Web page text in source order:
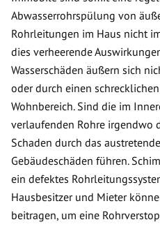
Abwasserrohrspülung von
Rohrleitungen im Haus nicht
dies verheerende
Wasserschäden äußern sich
oder durch einen
Wohnbereich. Sind die im
verlaufenden Rohre irgendwo
Schaden durch das
Gebäudeschäden führen.
ein defektes
Hausbesitzer und Mieter
beitragen, um eine